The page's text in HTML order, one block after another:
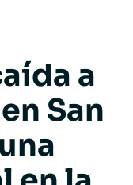
a
San